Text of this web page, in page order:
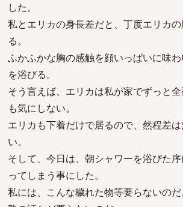
した。
私とエリカの身長差だと、丁度エリカ
る。
ふかふかな胸の感触を顔いっぱいに味
を浴びる。
そう言えば、エリカは私が家でずっと
も気にしない。
エリカも下着だけで居るので、然程差
い。
そして、今日は、朝シャワーを浴びた
ってしまう事にした。
私には、こんな穢れた物等要らないの